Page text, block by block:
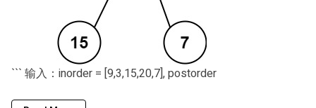
``` 输入：inorder = [9,3,15,20,7], postorder